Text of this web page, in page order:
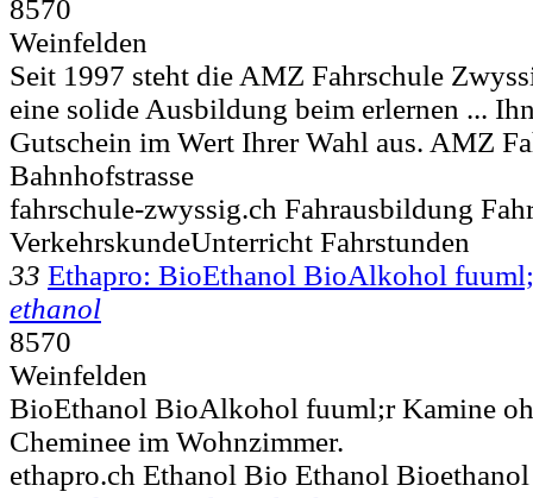
8570
Weinfelden
Seit 1997 steht die AMZ Fahrschule
eine solide Ausbildung beim erlernen ...
Gutschein im Wert Ihrer Wahl aus. AMZ
Bahnhofstrasse
fahrschule-zwyssig.ch Fahrausbildung
VerkehrskundeUnterricht Fahrstunden
33 Ethapro: BioEthanol BioAlkohol
ethanol
8570
Weinfelden
BioEthanol BioAlkohol fuuml;r Kamine
Cheminee im Wohnzimmer.
ethapro.ch Ethanol Bio Ethanol